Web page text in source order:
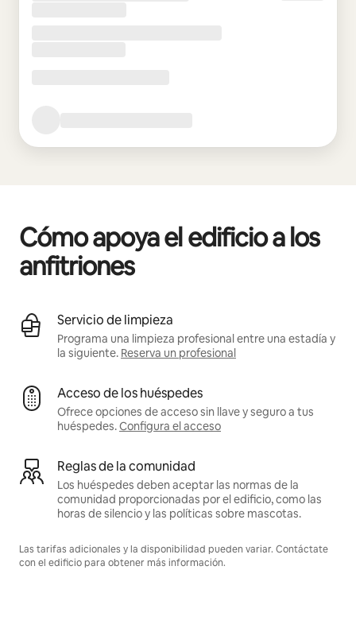
Cómo apoya el edificio a los
anfitriones
Servicio de limpieza
Programa una limpieza profesional entre una estadía y
la siguiente. Reserva un profesional
Acceso de los huéspedes
Ofrece opciones de acceso sin llave y seguro a tus
huéspedes.Configura el acceso
Reglas de la comunidad
Los huéspedes deben aceptar las normas de la
comunidad proporcionadas por el edificio, como las
horas de silencio y las políticas sobre mascotas.
Las tarifas adicionales y la disponibilidad pueden variar. Contáctate
con el edificio para obtener más información.